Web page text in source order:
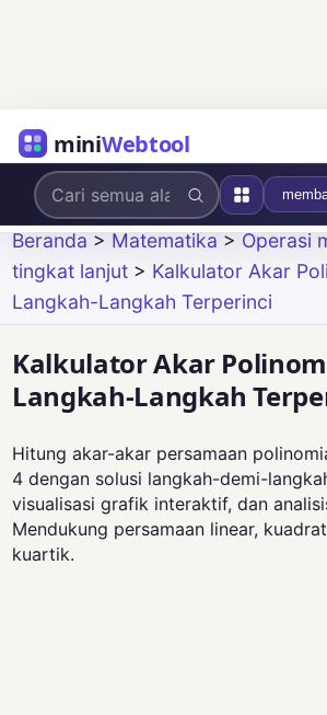
miniWebtool
Beranda > Matematika > Operasi
tingkat lanjut > Kalkulator Akar
Langkah-Langkah Terperinci
Kalkulator Akar
Langkah-Langkah
Hitung akar-akar persamaan
4 dengan solusi langkah-demi-
visualisasi grafik interaktif, dan
Mendukung persamaan linear,
kuartik.